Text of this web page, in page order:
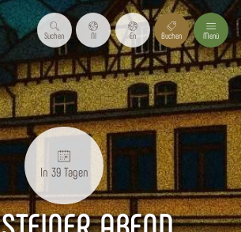
Suchen Nl En Buchen Menü
In 39 Tagen